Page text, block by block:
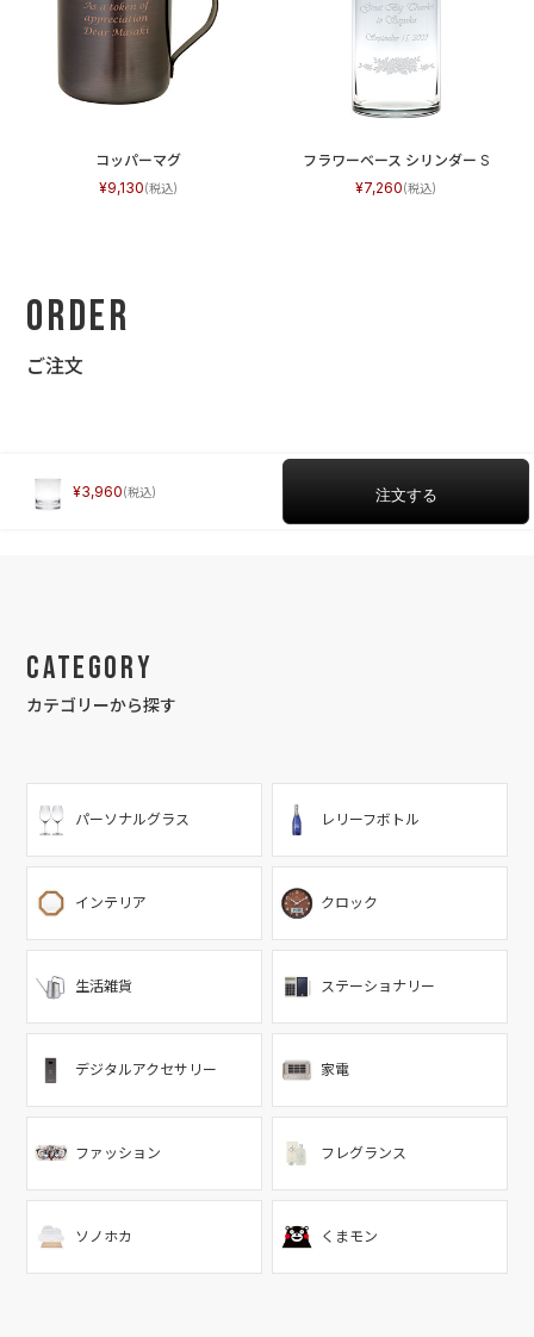
コッパーマグ
9,130
フラワーベース シリンダー S
7,260
Order
ご注文
3,960
Category
カテゴリーから探す
パーソナルグラス レリーフボトル
インテリア クロック
生活雑貨 ステーショナリー
デジタルアクセサリー 家電
ファッション フレグランス
ソノホカ くまモン